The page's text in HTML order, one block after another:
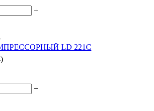
+
LD 221С
+